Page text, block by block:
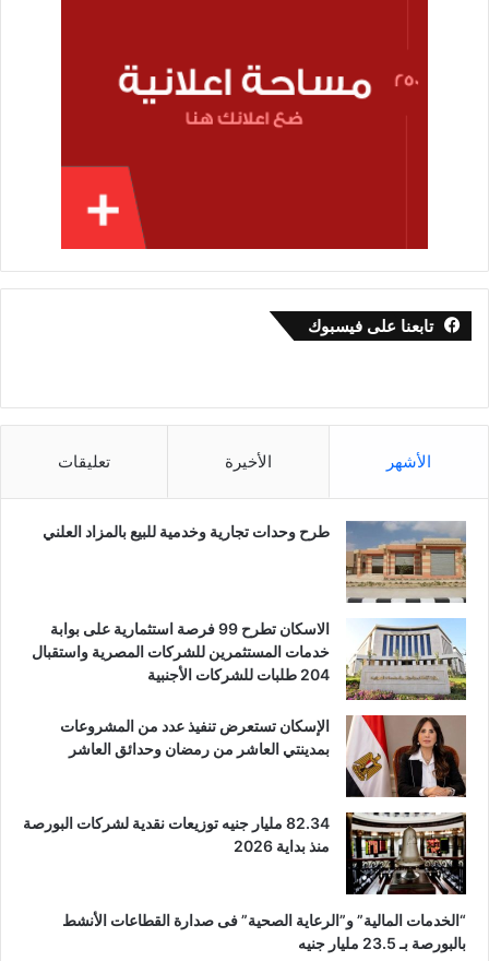
تابعنا على فيسبوك
الأشهر الأخيرة تعليقات
طرح وحدات تجارية وخدمية للبيع بالمزاد العلني
الاسكان تطرح 99 فرصة استثمارية على بوابة
خدمات المستثمرين للشركات المصرية واستقبال
204 طلبات للشركات الأجنبية
الإسكان تستعرض تنفيذ عدد من المشروعات
بمدينتي العاشر من رمضان وحدائق العاشر
82.34 مليار جنيه توزيعات نقدية لشركات البورصة
منذ بداية 2026
“الخدمات المالية” و”الرعاية الصحية” فى صدارة القطاعات الأنشط
بالبورصة بـ 23.5 مليار جنيه